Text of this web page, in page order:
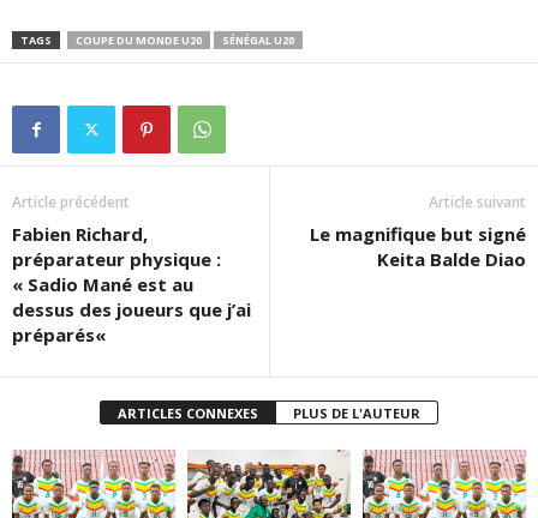
TAGS COUPE DU MONDE U20 SÉNÉGAL U20
Article précédent
Fabien Richard,
préparateur physique :
« Sadio Mané est au
dessus des joueurs que j’ai
préparés«
Article suivant
Le magnifique but signé
Keita Balde Diao
ARTICLES CONNEXES PLUS DE L'AUTEUR